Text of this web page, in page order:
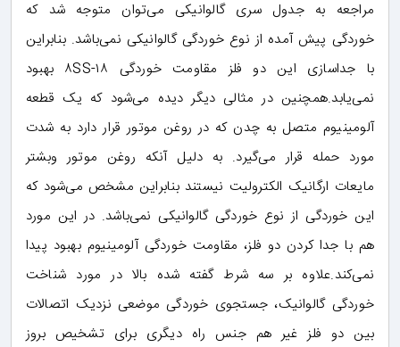
مراجعه به جدول سری گالوانیکی می‌توان متوجه شد که
خوردگی پیش آمده از نوع خوردگی گالوانیکی نمی‌باشد. بنابراین
با جداسازی این دو فلز مقاومت خوردگی ۱۸-۸SS بهبود
نمی‌یابد.همچنین در مثالی دیگر دیده می‌شود که یک قطعه
آلومینیوم متصل به چدن که در روغن موتور قرار دارد به شدت
مورد حمله قرار می‌گیرد. به دلیل آنکه روغن موتور وبشتر
مایعات ارگانیک الکترولیت نیستند بنابراین مشخص می‌شود که
این خوردگی از نوع خوردگی گالوانیکی نمی‌باشد. در این مورد
هم با جدا کردن دو فلز، مقاومت خوردگی آلومینیوم بهبود پیدا
نمی‌کند.علاوه بر سه شرط گفته شده بالا در مورد شناخت
خوردگی گالوانیک، جستجوی خوردگی موضعی نزدیک اتصالات
بین دو فلز غیر هم جنس راه دیگری برای تشخیص بروز